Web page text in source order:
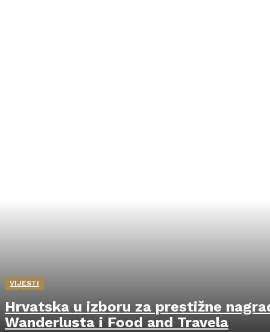
VIJESTI
Hrvatska u izboru za prestižne
Wanderlusta i Food and Travela